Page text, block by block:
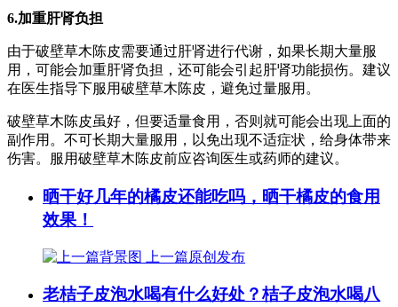
6.加重肝肾负担
由于破壁草木陈皮需要通过肝肾进行代谢，如果长期大量服
用，可能会加重肝肾负担，还可能会引起肝肾功能损伤。建议
在医生指导下服用破壁草木陈皮，避免过量服用。
破壁草木陈皮虽好，但要适量食用，否则就可能会出现上面的
副作用。不可长期大量服用，以免出现不适症状，给身体带来
伤害。服用破壁草木陈皮前应咨询医生或药师的建议。
晒干好几年的橘皮还能吃吗，晒干橘皮的食用
效果！
上一篇原创发布
老桔子皮泡水喝有什么好处？桔子皮泡水喝八